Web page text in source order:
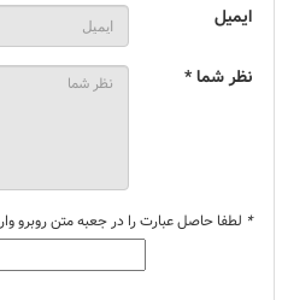
ایمیل
نظر شما *
* لطفا حاصل عبارت را در جعبه متن روبرو